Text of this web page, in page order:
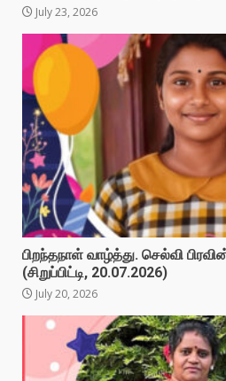
July 23, 2026
பிறந்தநாள் வாழ்த்து. செல்வி
(சிறுப்பிட்டி, 20.07.2026)
July 20, 2026